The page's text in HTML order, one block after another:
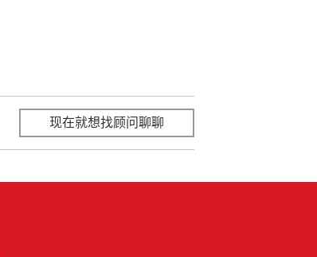
现在就想找顾问聊聊